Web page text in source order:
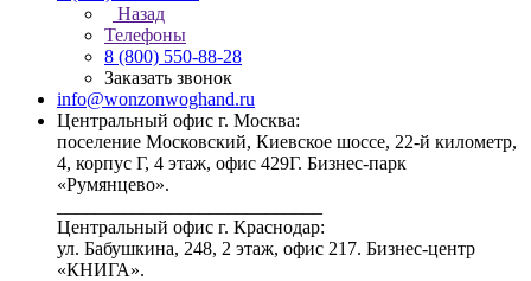
Назад
Телефоны
8 (800) 550-88-28
Заказать звонок
info@wonzonwoghand.ru
Центральный офис г. Москва:
поселение Московский, Киевское шоссе, 22-й километр,
4, корпус Г, 4 этаж, офис 429Г. Бизнес-парк
«Румянцево».
Центральный офис г. Краснодар:
ул. Бабушкина, 248, 2 этаж, офис 217. Бизнес-центр
«КНИГА».